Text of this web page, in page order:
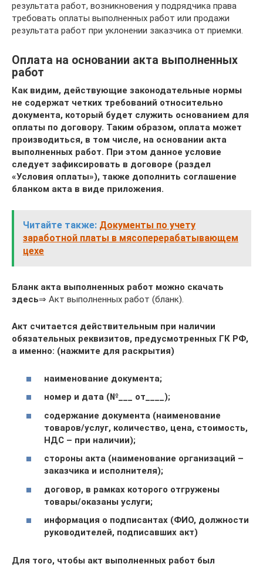
результата работ, возникновения у подрядчика права
требовать оплаты выполненных работ или продажи
результата работ при уклонении заказчика от приемки.
Оплата на основании акта выполненных
работ
Как видим, действующие законодательные нормы
не содержат четких требований относительно
документа, который будет служить основанием для
оплаты по договору. Таким образом, оплата может
производиться, в том числе, на основании акта
выполненных работ. При этом данное условие
следует зафиксировать в договоре (раздел
«Условия оплаты»), также дополнить соглашение
бланком акта в виде приложения.
Читайте также: Документы по учету
заработной платы в мясоперерабатывающем
цехе
Бланк акта выполненных работ можно скачать
здесь⇒ Акт выполненных работ (бланк).
Акт считается действительным при наличии
обязательных реквизитов, предусмотренных ГК РФ,
а именно: (нажмите для раскрытия)
наименование документа;
номер и дата (№___ от____);
содержание документа (наименование
товаров/услуг, количество, цена, стоимость,
НДС – при наличии);
стороны акта (наименование организаций –
заказчика и исполнителя);
договор, в рамках которого отгружены
товары/оказаны услуги;
информация о подписантах (ФИО, должности
руководителей, подписавших акт)
Для того, чтобы акт выполненных работ был